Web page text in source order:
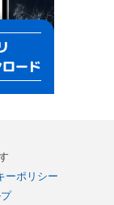
ーポリシー